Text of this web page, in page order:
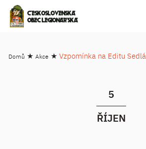
ČESKOSLOVENSKÁ
OBEC LEGIONÁŘSKÁ
Domů ★ Akce ★ Vzpomínka na Editu
5
ŘÍJEN